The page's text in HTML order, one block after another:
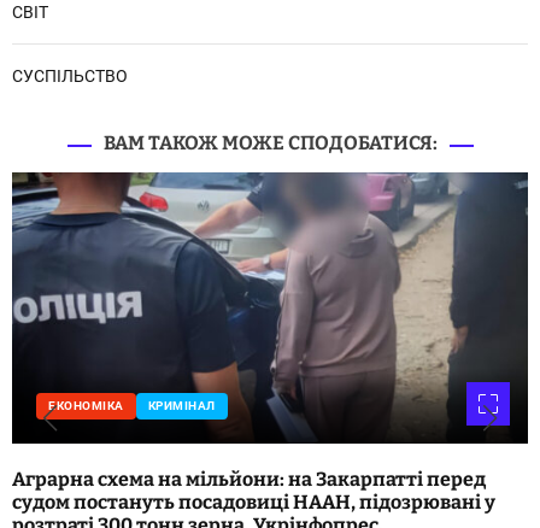
СВІТ
СУСПІЛЬСТВО
ВАМ ТАКОЖ МОЖЕ СПОДОБАТИСЯ:
ЕКОНОМІКА КРИМІНАЛ
Аграрна схема на мільйони: на Закарпатті перед
судом постануть посадовиці НААН, підозрювані у